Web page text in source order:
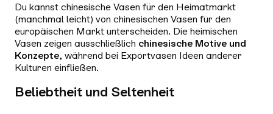
Du kannst chinesische Vasen für den Heimatmarkt
(manchmal leicht) von chinesischen Vasen für den
europäischen Markt unterscheiden. Die heimischen
Vasen zeigen ausschließlich chinesische Motive und
Konzepte, während bei Exportvasen Ideen anderer
Kulturen einfließen.
Beliebtheit und Seltenheit